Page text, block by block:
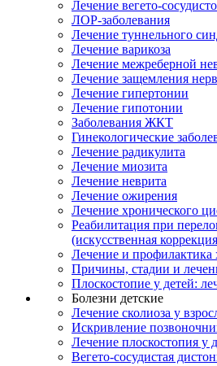
Лечение вегето-
ЛОР-заболевания
Лечение туннельного
Лечение варикоза
Лечение межреберной
Лечение защемления
Лечение гипертонии
Лечение гипотонии
Заболевания ЖКТ
Гинекологические
Лечение радикулита
Лечение миозита
Лечение неврита
Лечение ожирения
Лечение хронического
Реабилитация при
(искусственная
Лечение и профилактика
Причины, стадии и
Плоскостопие у детей:
Болезни детские
Лечение сколиоза у
Искривление
Лечение плоскостопия у
Вегето-сосудистая